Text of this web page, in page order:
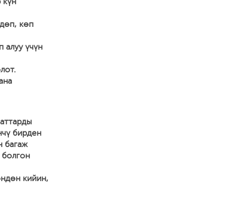
көп
алуу үчүн
бирден
багаж
кийин,